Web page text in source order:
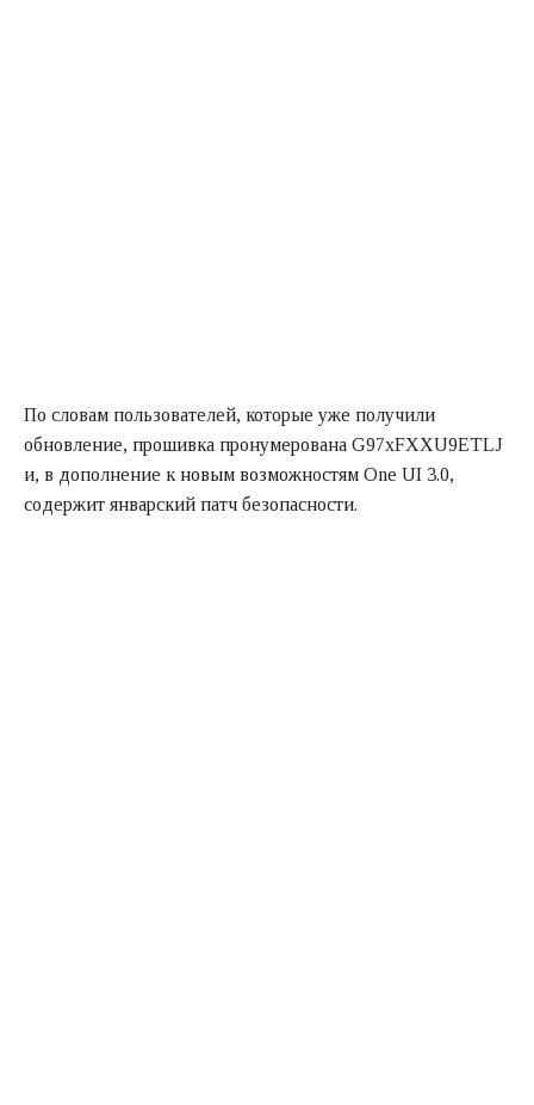
По словам пользователей, которые уже получили
обновление, прошивка пронумерована G97xFXXU9ETLJ
и, в дополнение к новым возможностям One UI 3.0,
содержит январский патч безопасности.